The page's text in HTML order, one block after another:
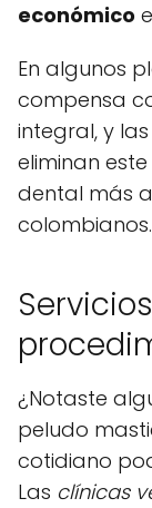
económico
En algunos
compensa
integral, y
eliminan
dental más
colombianos.
¿Notaste
peludo
cotidiano
Las clínicas